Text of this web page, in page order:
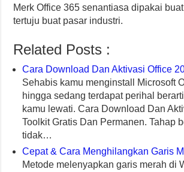
Merk Office 365 senantiasa dipakai
tertuju buat pasar industri.
Related Posts :
Cara Download Dan Aktivasi Office
Sehabis kamu menginstall Microsoft
hingga sedang terdapat perihal
kamu lewati. Cara Download Dan
Toolkit Gratis Dan Permanen. Tahap
tidak…
Cepat & Cara Menghilangkan Garis
Metode melenyapkan garis merah di